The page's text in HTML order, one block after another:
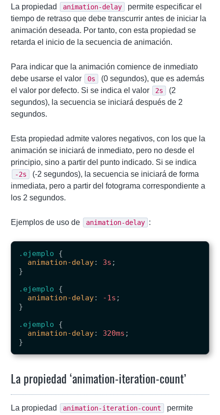
La propiedad animation-delay
permite especificar el
tiempo de retraso que debe transcurrir antes de iniciar la
animación deseada. Por tanto, con esta propiedad se
retarda el inicio de la secuencia de animación.
Para indicar que la animación comience de inmediato
debe usarse el valor
0s
(0 segundos), que es además
el valor por defecto. Si se indica el valor
2s
(2
segundos), la secuencia se iniciará después de 2
segundos.
Esta propiedad admite valores negativos, con los que la
animación se iniciará de inmediato, pero no desde el
principio, sino a partir del punto indicado. Si se indica
-2s
(-2 segundos), la secuencia se iniciará de forma
inmediata, pero a partir del fotograma correspondiente a
los 2 segundos.
Ejemplos de uso de animation-delay :
.ejemplo
{
animation-delay: 3s ;
}
.ejemplo
{
animation-delay: -1s ;
}
.ejemplo
{
animation-delay: 320ms ;
}
La propiedad ‘animation-iteration-count’
La propiedad animation-iteration-count
permite